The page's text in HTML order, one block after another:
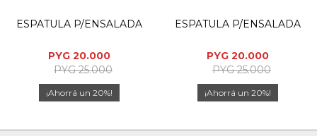
ESPATULA P/ENSALADA
PYG 20.000
PYG 25.000
20
ESPATULA P/ENSALADA
PYG 20.000
PYG 25.000
20